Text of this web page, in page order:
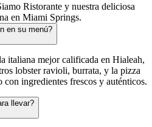
Ristorante y nuestra deliciosa
en Miami Springs.
en su menú?
italiana mejor calificada en Hialeah,
lobster ravioli, burrata, y la pizza
con ingredientes frescos y auténticos.
llevar?